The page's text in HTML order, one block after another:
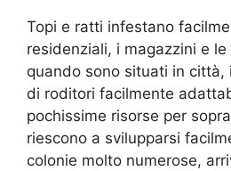
Topi e ratti infestano
residenziali, i magazzini e
quando sono situati in città,
di roditori facilmente
pochissime risorse per
riescono a svilupparsi
colonie molto numerose,